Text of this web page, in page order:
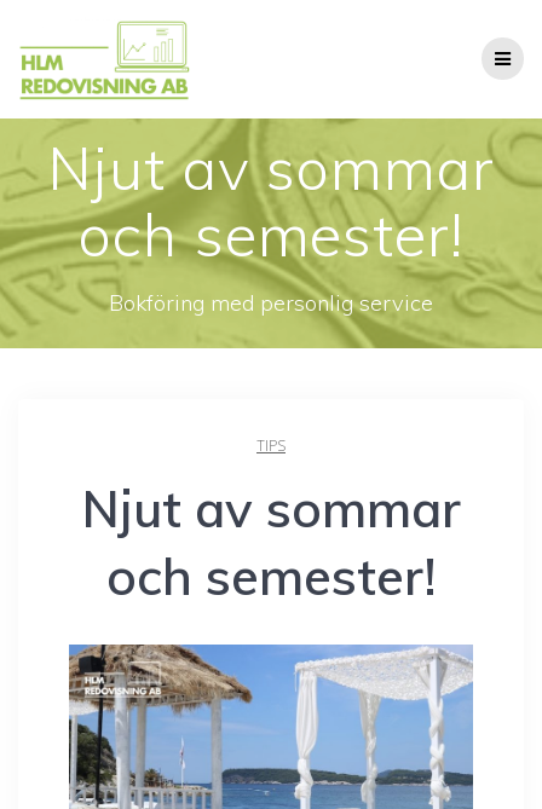
Njut av sommar
och semester!
Bokföring med personlig service
TIPS
Njut av sommar
och semester!